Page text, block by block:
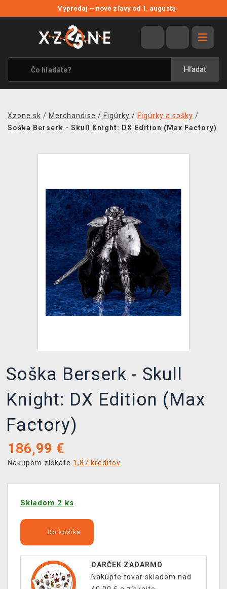
Výpredaj – nové zľavy od 1. augusta›
Hľadať
VÝPREDAJ
VIDEOHRY
XZONE ORIGINALS
TEMATIKY
MERCHANDISE
KONTAKT
DOPRAVA
XZONE KLUB
Xzone.sk / Merchandise / Figúrky / Figúrky a sošky /
Soška Berserk - Skull Knight: DX Edition (Max Factory)
Soška Berserk - Skull
Knight: DX Edition (Max
Factory)
186,99 €
Nákupom získate 1,87 kreditov
Skladom 2 ks
Do košíka
DARČEK ZADARMO
Nakúpte tovar skladom nad